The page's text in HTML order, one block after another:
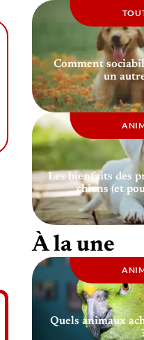
Comment
un
Les bienfaits des
chiens (et
À la une
Quels animaux